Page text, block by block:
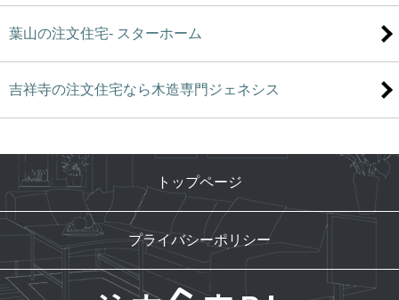
葉山の注文住宅- スターホーム
吉祥寺の注文住宅なら木造専門ジェネシス
トップページ
プライバシーポリシー